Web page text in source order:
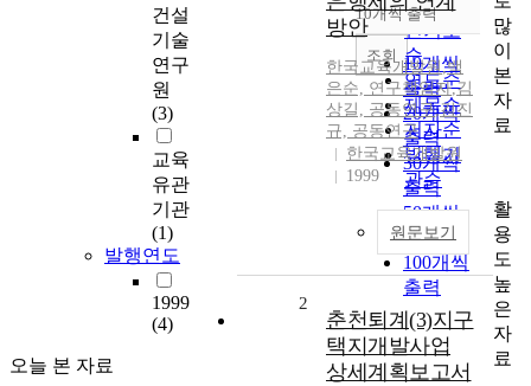
건설
기술
연구
원
(3)
교육
유관
기관
(1)
발행연도
1999
(4)
오늘 본 자료
순
인기도
순
연도순
제목순
저자순
발행기
관순
내림차순
10개씩 출력
10개씩
출력
20개씩
출력
30개씩
출력
50개씩
출력
100개씩
출력
조회
방안
한국교육개발원,백
은순, 연구책임자,김
상길, 공동연구,김진
규, 공동연구
한국교육개발원
1999
원문보기
2
춘천퇴계(3)지구
택지개발사업
상세계획보고서
많
이
본
자
료
활
용
도
높
은
자
료